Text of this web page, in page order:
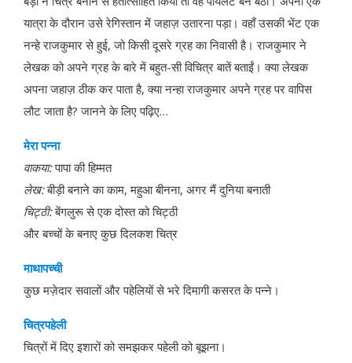
यात्रा के दौरान उसे रेगिस्तान में जहाज़ उतारना पड़ा। वहाँ उसकी भेंट एक
नन्हे राजकुमार से हुई, जो किसी दूसरे ग्रह का निवासी है। राजकुमार ने
लेखक को अपने ग्रह के बारे में बहुत-सी विचित्र बातें बताईं। क्या लेखक
अपना जहाज़ ठीक कर पाता है, क्या नन्हा राजकुमार अपने ग्रह पर वापिस
लौट जाता है? जानने के लिए पढ़िए…
मेरापन्ना
वाकया:पापा की हिम्मत
लेख:बीड़ी बनाने का काम, महुआ बीनना, अगर मैं दुनिया बनाती
चिट्ठी:बेंगलुरू से एक दोस्त को चिट्ठी
और बच्चों के बनाए कुछ दिलकश चित्र
माथापच्ची
कुछ मज़ेदार सवालों और पहेलियों से भरे दिमागी कसरत के पन्ने।
चित्रपहेली
चित्रों में दिए इशारों को समझकर पहेली को बूझना।